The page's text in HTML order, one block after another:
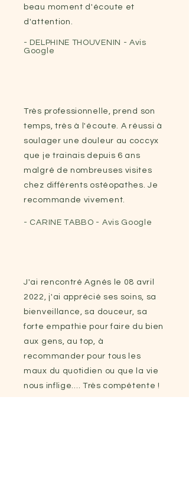
beau moment d'écoute et
d'attention.
- DELPHINE THOUVENIN - Avis
Google
Très professionnelle, prend son
temps, très à l'écoute. A réussi à
soulager une douleur au coccyx
que je trainais depuis 6 ans
malgré de nombreuses visites
chez différents ostéopathes. Je
recommande vivement.
- CARINE TABBO - Avis Google
J'ai rencontré Agnés le 08 avril
2022, j'ai apprécié ses soins, sa
bienveillance, sa douceur, sa
forte empathie pour faire du bien
aux gens, au top, à
recommander pour tous les
maux du quotidien ou que la vie
nous inflige.... Très compétente !